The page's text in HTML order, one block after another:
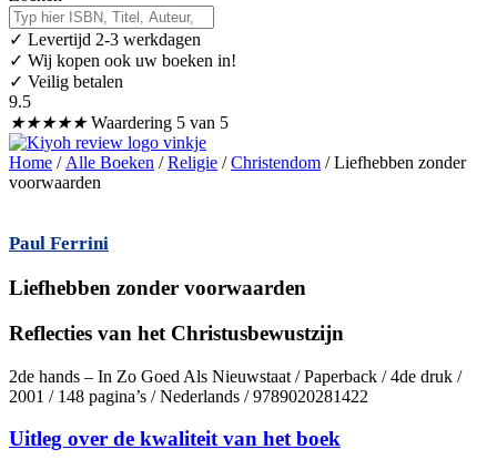
✓ Levertijd 2-3 werkdagen
✓ Wij kopen ook uw boeken in!
✓ Veilig betalen
9.5
★★★★★ Waardering 5 van 5
Home / Alle Boeken /Religie /Christendom / Liefhebben zonder
voorwaarden
Paul Ferrini
Liefhebben zonder voorwaarden
Reflecties van het Christusbewustzijn
2de hands – In Zo Goed Als Nieuwstaat / Paperback / 4de druk /
2001 / 148 pagina’s / Nederlands / 9789020281422
Uitleg over de kwaliteit van het boek